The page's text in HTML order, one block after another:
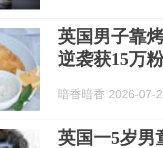
英国男子靠
逆袭获15万
暗香暗香 2026-07-
英国一5岁男